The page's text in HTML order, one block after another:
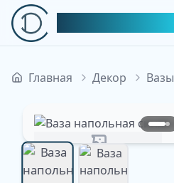
Главная Декор Вазы
Изображение недоступно